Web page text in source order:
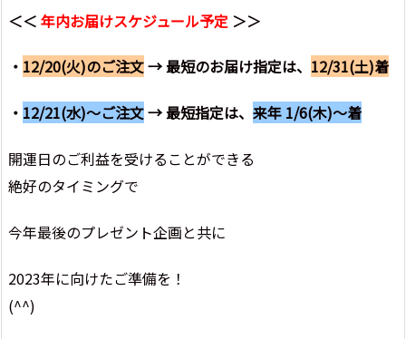
＜＜ 年内お届けスケジュール予定 ＞＞
・ 12/20(火)のご注文→ 最短のお届け指定は、 12/31(土)着
・ 12/21(水)～ご注文→ 最短指定は、 来年 1/6(木)～着
開運日のご利益を受けることができる
絶好のタイミングで
今年最後のプレゼント企画と共に
2023年に向けたご準備を！
(^^)